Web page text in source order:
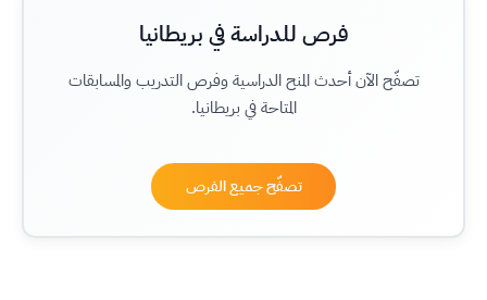
فرص للدراسة في بريطانيا
تصفّح الآن أحدث المنح الدراسية وفرص التدريب والمسابقات
المتاحة في بريطانيا.
تصفّح جميع الفرص